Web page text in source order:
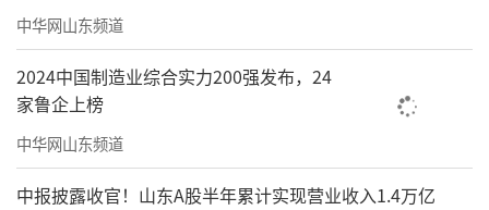
中华网山东频道
2024中国制造业综合实力200强发布，24
家鲁企上榜
中华网山东频道
中报披露收官！山东A股半年累计实现营业收入1.4万亿